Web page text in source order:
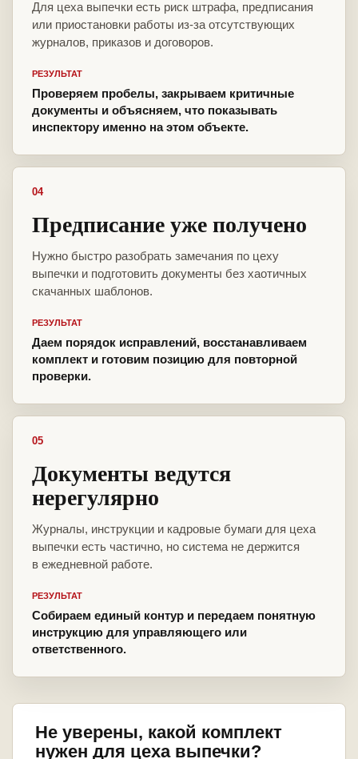
Для цеха выпечки есть риск штрафа, предписания
или приостановки работы из-за отсутствующих
журналов, приказов и договоров.
РЕЗУЛЬТАТ
Проверяем пробелы, закрываем критичные
документы и объясняем, что показывать
инспектору именно на этом объекте.
04
Предписание уже получено
Нужно быстро разобрать замечания по цеху
выпечки и подготовить документы без хаотичных
скачанных шаблонов.
РЕЗУЛЬТАТ
Даем порядок исправлений, восстанавливаем
комплект и готовим позицию для повторной
проверки.
05
Документы ведутся
нерегулярно
Журналы, инструкции и кадровые бумаги для цеха
выпечки есть частично, но система не держится
в ежедневной работе.
РЕЗУЛЬТАТ
Собираем единый контур и передаем понятную
инструкцию для управляющего или
ответственного.
Не уверены, какой комплект
нужен для цеха выпечки?